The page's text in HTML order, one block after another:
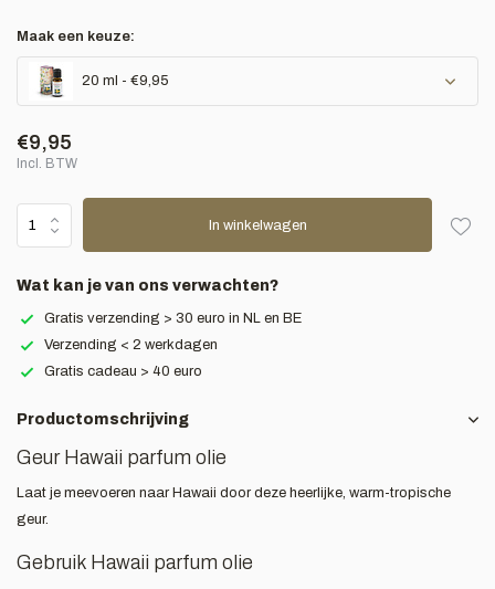
Maak een keuze:
20 ml - €9,95
€9,95
Incl. BTW
In winkelwagen
Wat kan je van ons verwachten?
Gratis verzending > 30 euro in NL en BE
Verzending < 2 werkdagen
Gratis cadeau > 40 euro
Productomschrijving
Geur Hawaii parfum olie
Laat je meevoeren naar Hawaii door deze heerlijke, warm-tropische
geur.
Gebruik Hawaii parfum olie